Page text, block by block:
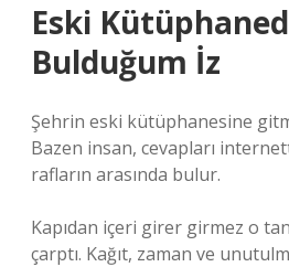
Eski
Bulduğum İz
Şehrin eski kütüphanesine
Bazen insan, cevapları
rafların arasında bulur.
Kapıdan içeri girer girmez o
çarptı. Kağıt, zaman ve